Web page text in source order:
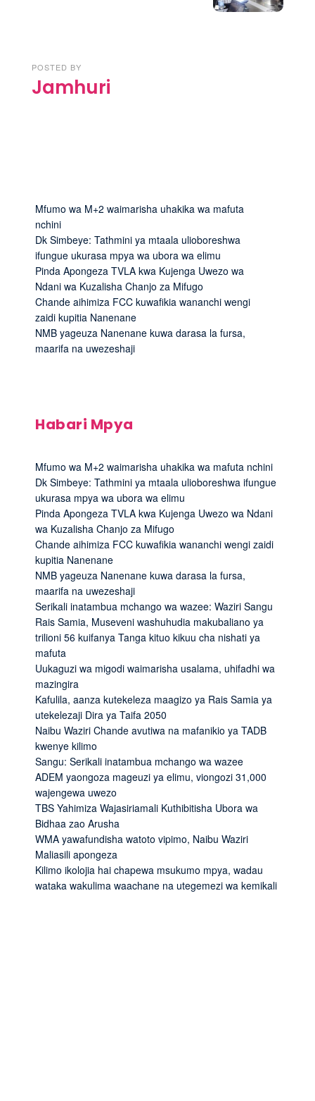
POSTED BY
Jamhuri
Mfumo wa M+2 waimarisha uhakika wa mafuta
nchini
Dk Simbeye: Tathmini ya mtaala ulioboreshwa
ifungue ukurasa mpya wa ubora wa elimu
Pinda Apongeza TVLA kwa Kujenga Uwezo wa
Ndani wa Kuzalisha Chanjo za Mifugo
Chande aihimiza FCC kuwafikia wananchi wengi
zaidi kupitia Nanenane
NMB yageuza Nanenane kuwa darasa la fursa,
maarifa na uwezeshaji
Habari Mpya
Mfumo wa M+2 waimarisha uhakika wa mafuta nchini
Dk Simbeye: Tathmini ya mtaala ulioboreshwa ifungue
ukurasa mpya wa ubora wa elimu
Pinda Apongeza TVLA kwa Kujenga Uwezo wa Ndani
wa Kuzalisha Chanjo za Mifugo
Chande aihimiza FCC kuwafikia wananchi wengi zaidi
kupitia Nanenane
NMB yageuza Nanenane kuwa darasa la fursa,
maarifa na uwezeshaji
Serikali inatambua mchango wa wazee: Waziri Sangu
Rais Samia, Museveni washuhudia makubaliano ya
trilioni 56 kuifanya Tanga kituo kikuu cha nishati ya
mafuta
Uukaguzi wa migodi waimarisha usalama, uhifadhi wa
mazingira
Kafulila, aanza kutekeleza maagizo ya Rais Samia ya
utekelezaji Dira ya Taifa 2050
Naibu Waziri Chande avutiwa na mafanikio ya TADB
kwenye kilimo
Sangu: Serikali inatambua mchango wa wazee
ADEM yaongoza mageuzi ya elimu, viongozi 31,000
wajengewa uwezo
TBS Yahimiza Wajasiriamali Kuthibitisha Ubora wa
Bidhaa zao Arusha
WMA yawafundisha watoto vipimo, Naibu Waziri
Maliasili apongeza
Kilimo ikolojia hai chapewa msukumo mpya, wadau
wataka wakulima waachane na utegemezi wa kemikali